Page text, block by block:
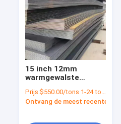
15 inch 12mm
warmgewalste
voor containerplaat
Prijs:$550.00/tons 1-24 tons
Ontvang de meest recente